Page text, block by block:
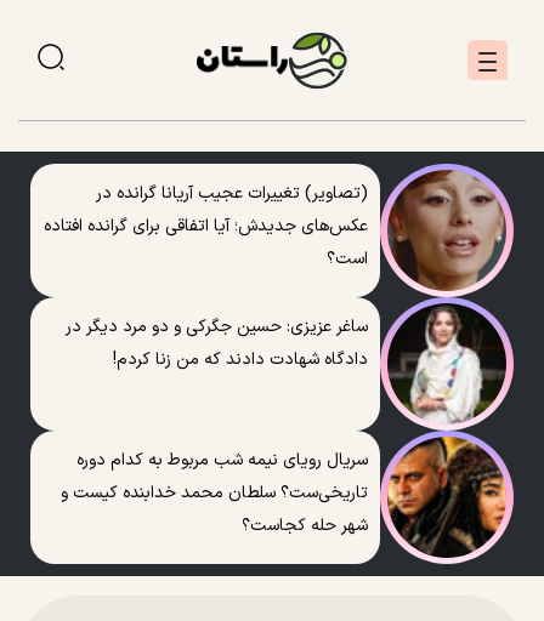
(تصاویر) تغییرات عجیب آریانا گرانده در
عکس‌های جدیدش؛ آیا اتفاقی برای گرانده افتاده
است؟
ساغر عزیزی: حسین جگرکی و دو مرد دیگر در
دادگاه شهادت دادند که من زنا کردم!
سریال رویای نیمه شب مربوط به کدام دوره
تاریخی‌ست؟ سلطان محمد خدابنده کیست و
شهر حله کجاست؟